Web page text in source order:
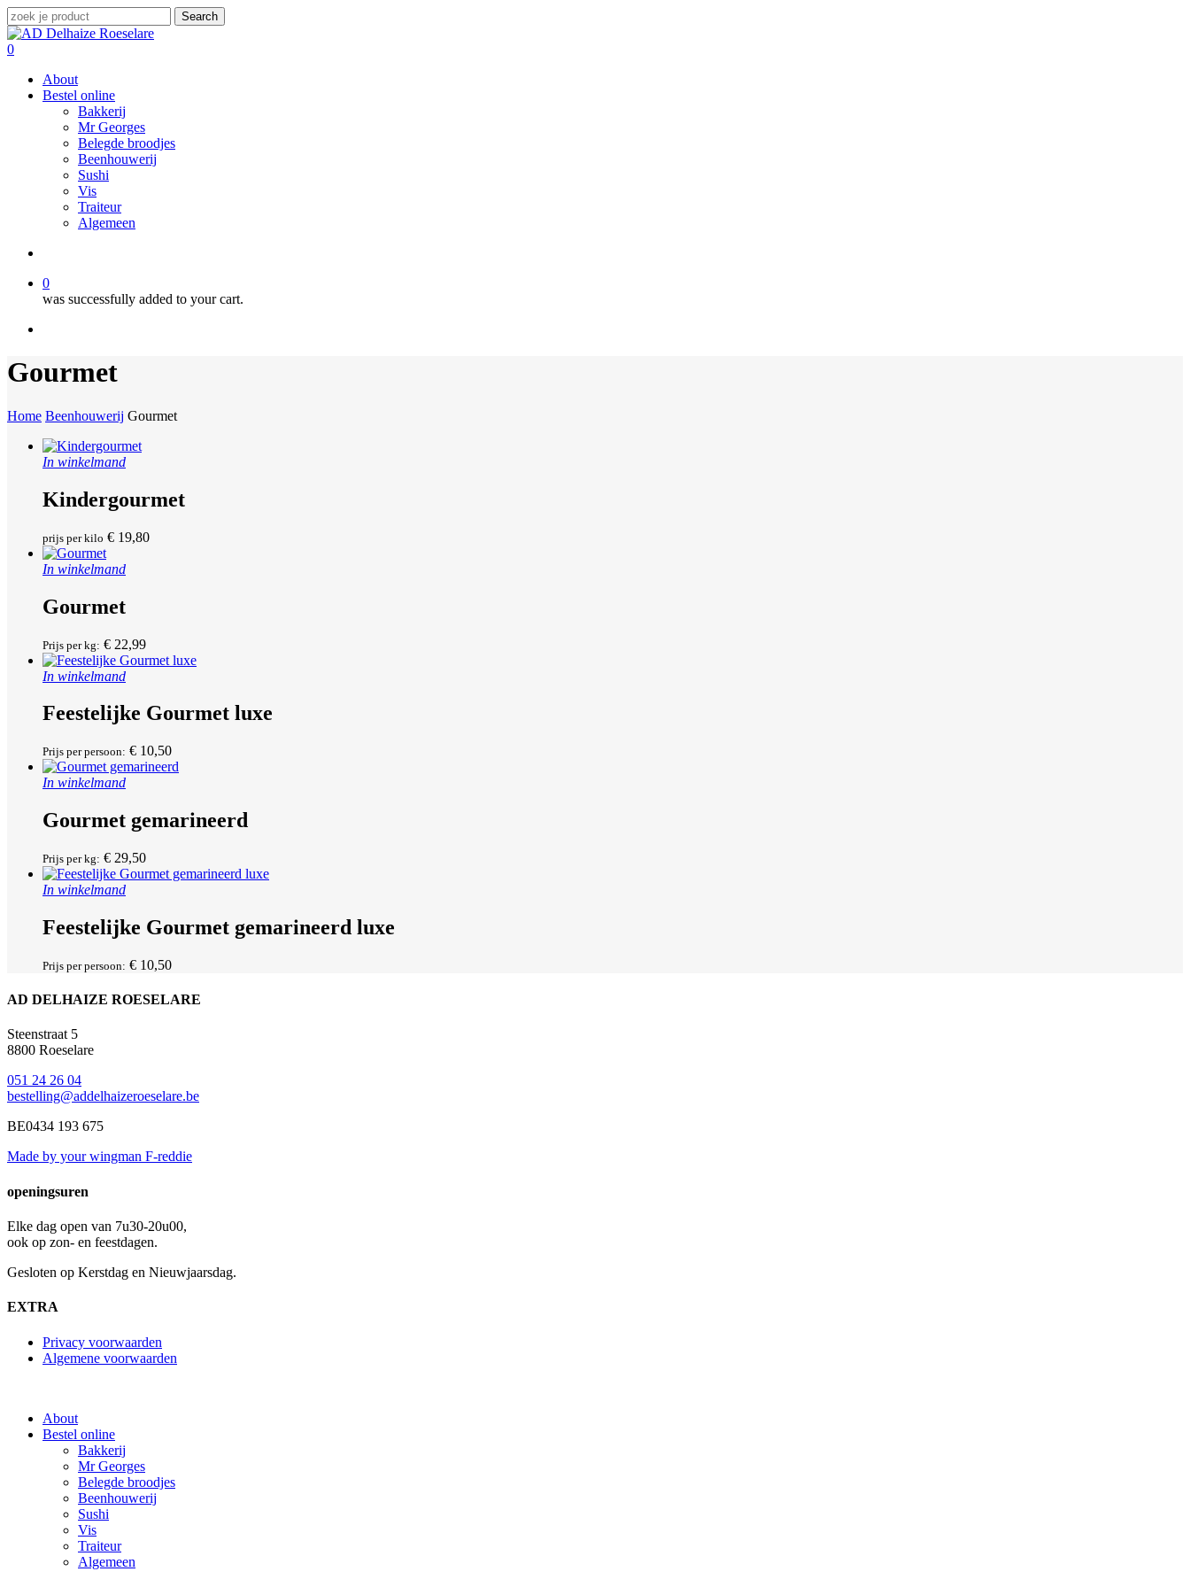
Skip
to
main
Search
Close
Search
search
0
About
Bestel online
Bakkerij
Mr Georges
Belegde broodjes
Beenhouwerij
Sushi
Vis
Traiteur
Algemeen
0
was successfully added to your cart.
Gourmet
Home Beenhouwerij Gourmet
In winkelmand
Kindergourmet
prijs per kilo € 19,80
In winkelmand
Gourmet
Prijs per kg: € 22,99
In winkelmand
Feestelijke Gourmet luxe
Prijs per persoon: € 10,50
In winkelmand
Gourmet gemarineerd
Prijs per kg: € 29,50
In winkelmand
Feestelijke Gourmet gemarineerd luxe
Prijs per persoon: € 10,50
AD DELHAIZE ROESELARE
Steenstraat 5
8800 Roeselare
051 24 26 04
bestelling@addelhaizeroeselare.be
BE0434 193 675
Made by your wingman F-reddie
openingsuren
Elke dag open van 7u30-20u00,
ook op zon- en feestdagen.
Gesloten op Kerstdag en Nieuwjaarsdag.
EXTRA
Privacy voorwaarden
Algemene voorwaarden
Close
Menu
About
Bestel online
Bakkerij
Mr Georges
Belegde broodjes
Beenhouwerij
Sushi
Vis
Traiteur
Algemeen